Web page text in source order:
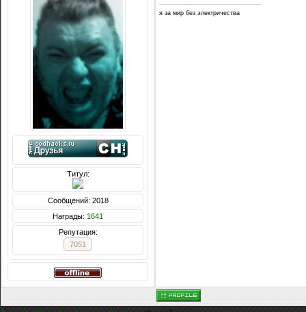
Титул:
Сообщений: 2018
Награды: 1641
Репутация:
7051
я за мир без электричества